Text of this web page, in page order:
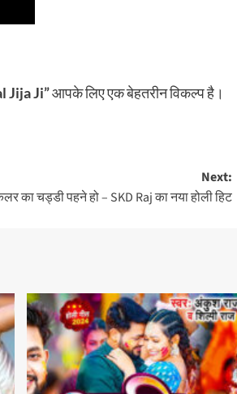
Jija Ji”आपके लिए एक बेहतरीन विकल्प है।
Next:
का चड्डी पहने हो – SKD Raj का नया होली हिट